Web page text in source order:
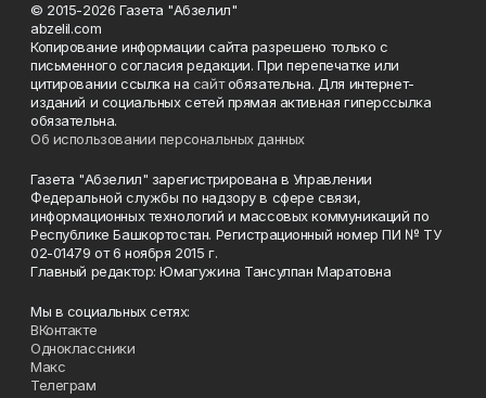
© 2015-2026 Газета "Абзелил"
abzelil.com
Копирование информации сайта разрешено только с
письменного согласия редакции. При перепечатке или
цитировании ссылка на сайтобязательна. Для интернет-
изданий и социальных сетей прямая активная гиперссылка
обязательна.
Об использовании персональных данных
Газета "Абзелил" зарегистрирована в Управлении
Федеральной службы по надзору в сфере связи,
информационных технологий и массовых коммуникаций по
Республике Башкортостан. Регистрационный номер ПИ № ТУ
02-01479 от 6 ноября 2015 г.
Главный редактор: Юмагужина Тансулпан Маратовна
Мы в социальных сетях:
ВКонтакте
Одноклассники
Макс
Телеграм